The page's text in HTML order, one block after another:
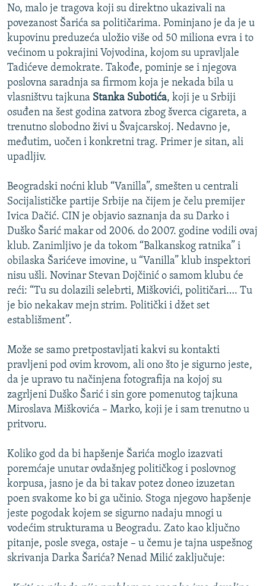
No, malo je tragova koji su direktno ukazivali na
povezanost Šarića sa političarima. Pominjano je da je u
kupovinu preduzeća uložio više od 50 miliona evra i to
većinom u pokrajini Vojvodina, kojom su upravljale
Tadićeve demokrate. Takođe, pominje se i njegova
poslovna saradnja sa firmom koja je nekada bila u
vlasništvu tajkuna Stanka Subotića, koji je u Srbiji
osuđen na šest godina zatvora zbog šverca cigareta, a
trenutno slobodno živi u Švajcarskoj. Nedavno je,
međutim, uočen i konkretni trag. Primer je sitan, ali
upadljiv.
Beogradski noćni klub “Vanilla”, smešten u centrali
Socijalističke partije Srbije na čijem je čelu premijer
Ivica Dačić. CIN je objavio saznanja da su Darko i
Duško Šarić makar od 2006. do 2007. godine vodili ovaj
klub. Zanimljivo je da tokom “Balkanskog ratnika” i
obilaska Šarićeve imovine, u “Vanilla” klub inspektori
nisu ušli. Novinar Stevan Dojčinić o samom klubu će
reći: “Tu su dolazili selebrti, Miškovići, političari…. Tu
je bio nekakav mejn strim. Politički i džet set
establišment”.
Može se samo pretpostavljati kakvi su kontakti
pravljeni pod ovim krovom, ali ono što je sigurno jeste,
da je upravo tu načinjena fotografija na kojoj su
zagrljeni Duško Šarić i sin gore pomenutog tajkuna
Miroslava Miškovića – Marko, koji je i sam trenutno u
pritvoru.
Koliko god da bi hapšenje Šarića moglo izazvati
poremćaje unutar ovdašnjeg političkog i poslovnog
korpusa, jasno je da bi takav potez doneo izuzetan
poen svakome ko bi ga učinio. Stoga njegovo hapšenje
jeste pogodak kojem se sigurno nadaju mnogi u
vodećim strukturama u Beogradu. Zato kao ključno
pitanje, posle svega, ostaje – u čemu je tajna uspešnog
skrivanja Darka Šarića? Nenad Milić zaključuje: